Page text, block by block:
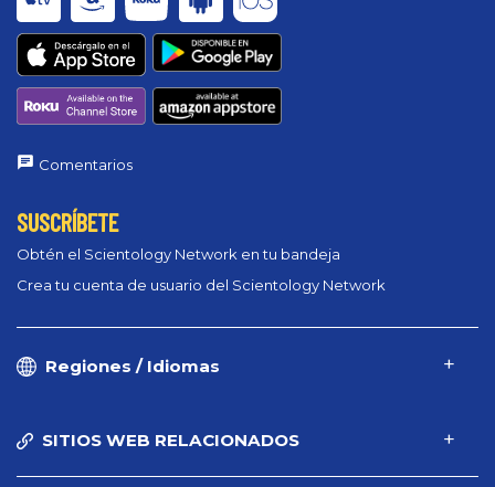
Comentarios
SUSCRÍBETE
Obtén el Scientology Network en tu bandeja
Crea tu cuenta de usuario del Scientology Network
Regiones / Idiomas
SITIOS WEB RELACIONADOS